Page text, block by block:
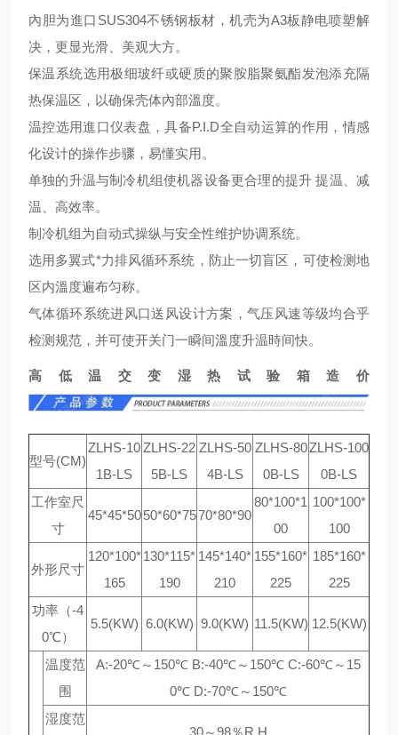
內胆为進口SUS304不锈钢板材，机壳为A3板静电喷塑解
决，更显光滑、美观大方。
保温系统选用极细玻纤或硬质的聚胺脂聚氨酯发泡添充隔
热保温区，以确保壳体內部溫度。
温控选用進口仪表盘，具备P.I.D全自动运算的作用，情感
化设计的操作步骤，易懂实用。
单独的升温与制冷机组使机器设备更合理的提升 提温、减
温、高效率。
制冷机组为自动式操纵与安全性维护协调系统。
选用多翼式*力排风循环系统，防止一切盲区，可使检测地
区内溫度遍布匀称。
气体循环系统进风口送风设计方案，气压风速等级均合乎
检测规范，并可使开关门一瞬间溫度升温時间快。
高低温交变湿热试验箱造价
型号(CM)
ZLHS-10
1B-LS
ZLHS-22
5B-LS
ZLHS-50
4B-LS
ZLHS-80
0B-LS
ZLHS-100
0B-LS
工作室尺
寸
45*45*50 50*60*7570*80*90
80*100*1
00
100*100*
100
外形尺寸
120*100*
165
130*115*
190
145*140*
210
155*160*
225
185*160*
225
功率（-4
0℃）
5.5(KW) 6.0(KW) 9.0(KW) 11.5(KW) 12.5(KW)
温度范
围
A:-20℃～150℃ B:-40℃～150℃ C:-60℃～15
0℃ D:-70℃～150℃
湿度范
30～98％R.H